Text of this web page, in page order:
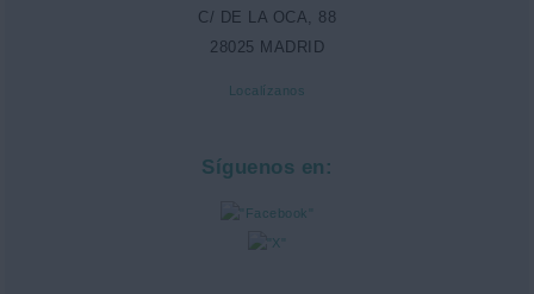
C/ DE LA OCA, 88
28025 MADRID
Localízanos
Síguenos en: